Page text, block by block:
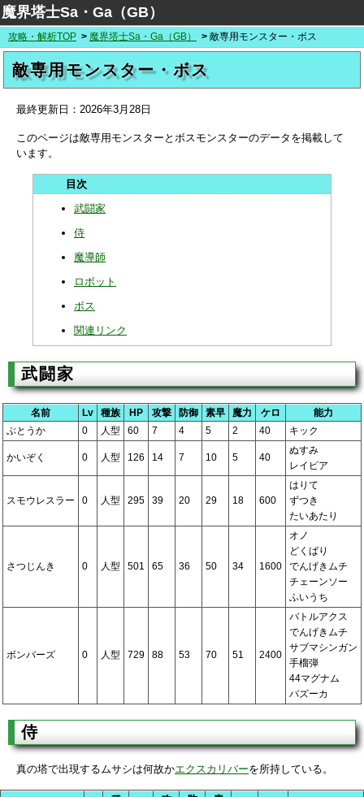
魔界塔士Sa・Ga（GB）
攻略・解析TOP 魔界塔士Sa・Ga（GB） 敵専用モンスター・ボス
敵専用モンスター・ボス
最終更新日： 2026年3月28日
このページは敵専用モンスターとボスモンスターのデータを掲載して
います。
武闘家
侍
魔導師
ロボット
ボス
関連リンク
武闘家
名前 Lv 種族 HP 攻撃 防御 素早 魔力 ケロ
能力
ぶとうか
0 人型 60 7 4 5 2 40 キック
かいぞく 0 人型 126 14 7 10 5 40
ぬすみ
レイピア
スモウレスラー 0 人型 295 39 20 29 18 600
はりて
ずつき
たいあたり
さつじんき 0 人型 501 65 36 50 34 1600
オノ
どくばり
でんげきムチ
チェーンソー
ふいうち
ボンバーズ 0 人型 729 88 53 70 51 2400
バトルアクス
でんげきムチ
サブマシンガン
手榴弾
44マグナム
バズーカ
侍
真の塔で出現するムサシは何故かエクスカリバーを所持している。